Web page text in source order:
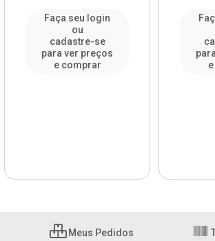
Faça seu login
ou
cadastre-se
para ver preços
e comprar
Meus Pedidos